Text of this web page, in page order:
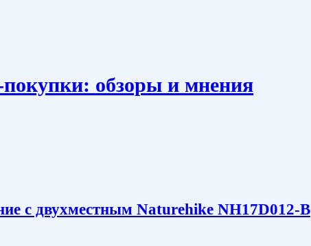
обзоры и мнения
с двухместным Naturehike NH17D012-B